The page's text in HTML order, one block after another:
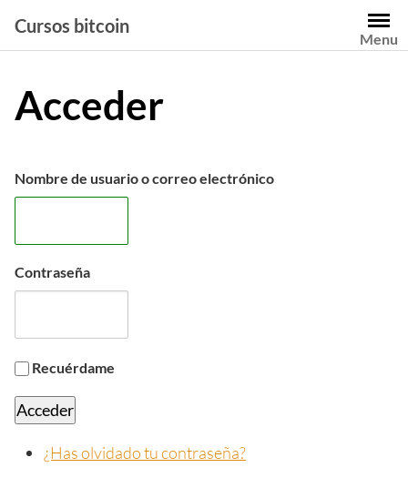
contenido
Cursos bitcoin
Menu
Acceder
Nombre de usuario o correo electrónico
Contraseña
Recuérdame
Acceder
¿Has olvidado tu contraseña?